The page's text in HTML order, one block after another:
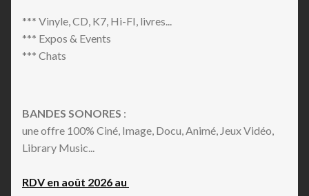
*** Vinyle, CD, K7, Hi-FI, livres...
*** Expos & Events
*** Chats
BANDES SONORES :
une offre 100% Ciné, Image, Docu, Animé, Jeux Vidéo,
Library Music...
RDV en août 2026 au